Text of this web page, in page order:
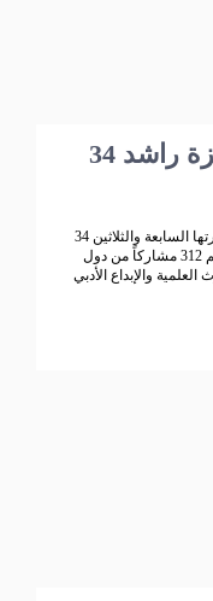
34 باحثا خليجيا يفوزون بجائزة راشد
فاز بجائزة راشد بن حميد للثقافة والعلوم بدورتها السابعة والثلاثين 34
باحثا وباحثة من ضمن المشاركين البالغ عددهم 312 مشاركاً من دول